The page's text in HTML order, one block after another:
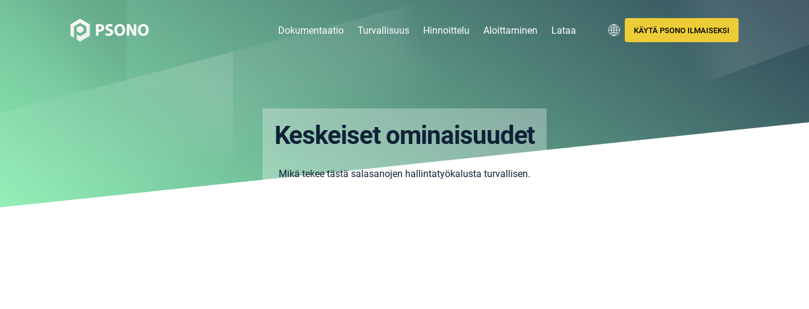
Dokumentaatio Turvallisuus Hinnoittelu Aloittaminen Lataa KÄYTÄ PSONO ILMAISEKSI
Keskeiset ominaisuudet
Mikä tekee tästä salasanojen hallintatyökalusta turvallisen.